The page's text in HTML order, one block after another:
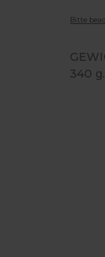
Bitte
340 g.